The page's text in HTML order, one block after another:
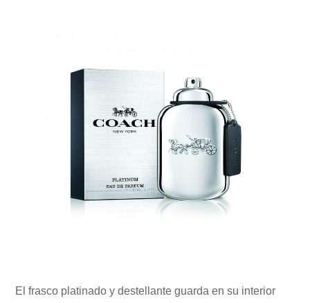
El frasco platinado y destellante guarda en su interior